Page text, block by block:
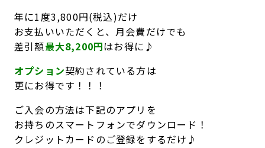
年に1度3,800円(税込)だけ
お支払いいただくと、月会費だけでも
差引額最大8,200円はお得に♪
オプション契約されている方は
更にお得です！！！
ご入会の方法は下記のアプリを
お持ちのスマートフォンでダウンロード！
クレジットカードのご登録をするだけ♪